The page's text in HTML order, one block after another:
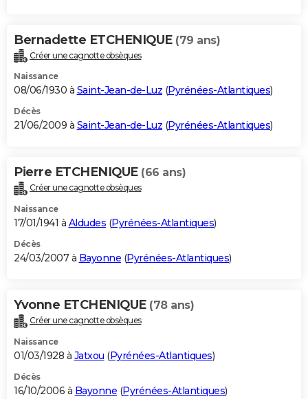
Bernadette ETCHENIQUE (79 ans)
Créer une cagnotte obsèques
Naissance
08/06/1930 à Saint-Jean-de-Luz (Pyrénées-Atlantiques)
Décès
21/06/2009 à Saint-Jean-de-Luz (Pyrénées-Atlantiques)
Pierre ETCHENIQUE (66 ans)
Créer une cagnotte obsèques
Naissance
17/01/1941 à Aldudes (Pyrénées-Atlantiques)
Décès
24/03/2007 à Bayonne (Pyrénées-Atlantiques)
Yvonne ETCHENIQUE (78 ans)
Créer une cagnotte obsèques
Naissance
01/03/1928 à Jatxou (Pyrénées-Atlantiques)
Décès
16/10/2006 à Bayonne (Pyrénées-Atlantiques)